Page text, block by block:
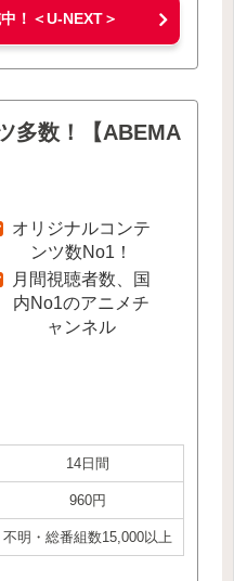
！＜U-NEXT＞
多数！【ABEMA
オリジナルコンテ
ンツ数No1！
月間視聴者数、国
内No1のアニメチ
ャンネル
14日間
960円
不明・総番組数15,000以上